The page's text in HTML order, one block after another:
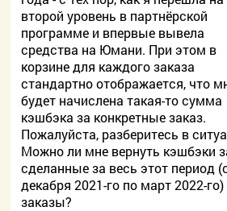
второй уровень в партнёрской
программе и впервые вывела
средства на Юмани. При этом в
корзине для каждого заказа
стандартно отображается, что
будет начислена такая-то сумма
кэшбэка за конкретные заказ.
Пожалуйста, разберитесь в
Можно ли мне вернуть кэшбэки
сделанные за весь этот период
декабря 2021-го по март 2022-го)
заказы?